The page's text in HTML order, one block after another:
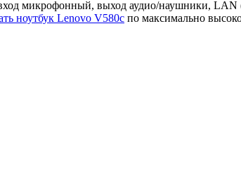
микрофонный, выход аудио/наушники,
ноутбук Lenovo V580c по максимально